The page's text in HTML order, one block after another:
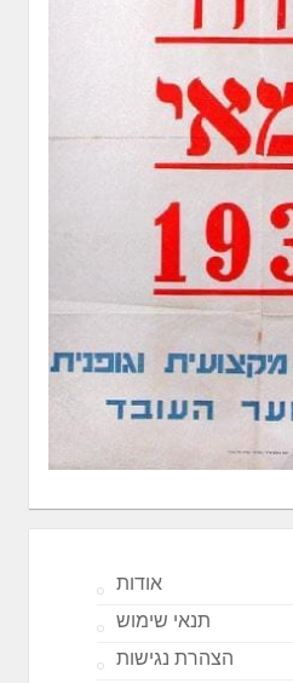
אודות
תנאי שימוש
הצהרת נגישות